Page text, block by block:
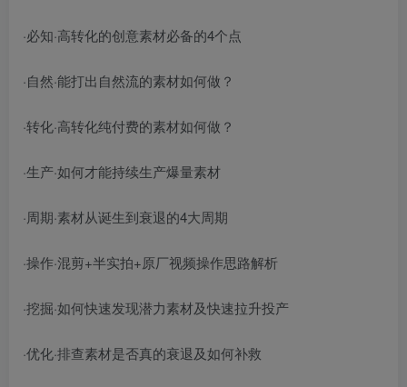
·必知·高转化的创意素材必备的4个点
·自然·能打出自然流的素材如何做？
·转化·高转化纯付费的素材如何做？
·生产·如何才能持续生产爆量素材
·周期·素材从诞生到衰退的4大周期
·操作·混剪+半实拍+原厂视频操作思路解析
·挖掘·如何快速发现潜力素材及快速拉升投产
·优化·排查素材是否真的衰退及如何补救